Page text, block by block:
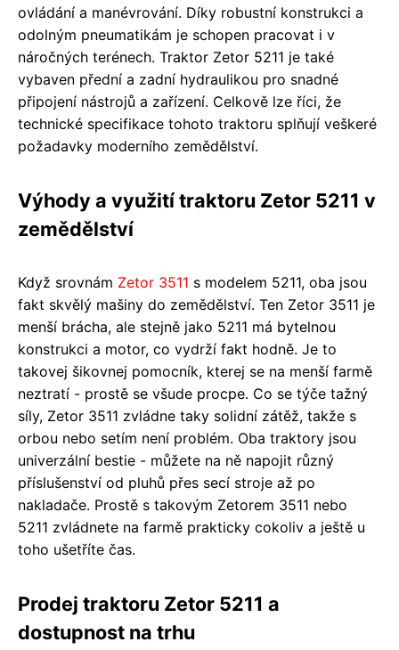
ovládání a manévrování. Díky robustní konstrukci a
odolným pneumatikám je schopen pracovat i v
náročných terénech. Traktor Zetor 5211 je také
vybaven přední a zadní hydraulikou pro snadné
připojení nástrojů a zařízení. Celkově lze říci, že
technické specifikace tohoto traktoru splňují veškeré
požadavky moderního zemědělství.
Výhody a využití traktoru Zetor 5211 v
zemědělství
Když srovnám Zetor 3511 s modelem 5211, oba jsou
fakt skvělý mašiny do zemědělství. Ten Zetor 3511 je
menší brácha, ale stejně jako 5211 má bytelnou
konstrukci a motor, co vydrží fakt hodně. Je to
takovej šikovnej pomocník, kterej se na menší farmě
neztratí - prostě se všude procpe. Co se týče tažný
síly, Zetor 3511 zvládne taky solidní zátěž, takže s
orbou nebo setím není problém. Oba traktory jsou
univerzální bestie - můžete na ně napojit různý
příslušenství od pluhů přes secí stroje až po
nakladače. Prostě s takovým Zetorem 3511 nebo
5211 zvládnete na farmě prakticky cokoliv a ještě u
toho ušetříte čas.
Prodej traktoru Zetor 5211 a
dostupnost na trhu